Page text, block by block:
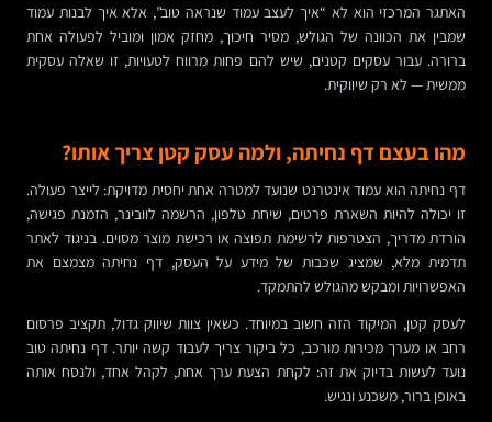
האתגר המרכזי הוא לא “איך לעצב עמוד שנראה טוב”, אלא איך לבנות עמוד
שמבין את הכוונה של הגולש, מסיר חיכוך, מחזק אמון ומוביל לפעולה אחת
ברורה. עבור עסקים קטנים, שיש להם פחות מרווח לטעויות, זו שאלה עסקית
ממשית — לא רק שיווקית.
מהו בעצם דף נחיתה, ולמה עסק קטן צריך אותו?
דף נחיתה הוא עמוד אינטרנט שנועד למטרה אחת יחסית מדויקת: לייצר פעולה.
זו יכולה להיות השארת פרטים, שיחת טלפון, הרשמה לוובינר, הזמנת פגישה,
הורדת מדריך, הצטרפות לרשימת תפוצה או רכישת מוצר מסוים. בניגוד לאתר
תדמית מלא, שמציג שכבות של מידע על העסק, דף נחיתה מצמצם את
האפשרויות ומבקש מהגולש להתמקד.
לעסק קטן, המיקוד הזה חשוב במיוחד. כשאין צוות שיווק גדול, תקציב פרסום
רחב או מערך מכירות מורכב, כל ביקור צריך לעבוד קשה יותר. דף נחיתה טוב
נועד לעשות בדיוק את זה: לקחת הצעת ערך אחת, לקהל אחד, ולנסח אותה
באופן ברור, משכנע ונגיש.